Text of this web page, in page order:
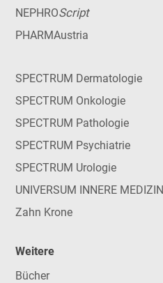
NEPHROScript
PHARMAustria
SPECTRUM Dermatologie
SPECTRUM Onkologie
SPECTRUM Pathologie
SPECTRUM Psychiatrie
SPECTRUM Urologie
UNIVERSUM INNERE MEDIZIN
Zahn Krone
Weitere
Bücher